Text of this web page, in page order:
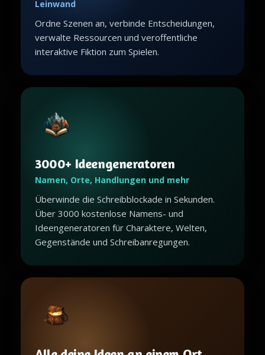
Leinwand
Ordne Szenen an, verbinde Entscheidungen,
verwalte Ressourcen und veroffentliche
interaktive Fiktion zum Spielen.
3000+ Ideengeneratoren
Namen, Orte, Handlungen und mehr
Überwinde die Schreibblockade in Sekunden.
Über 3000 kostenlose Namens- und
Ideengeneratoren für Charaktere, Welten,
Gegenstände und Schreibanregungen.